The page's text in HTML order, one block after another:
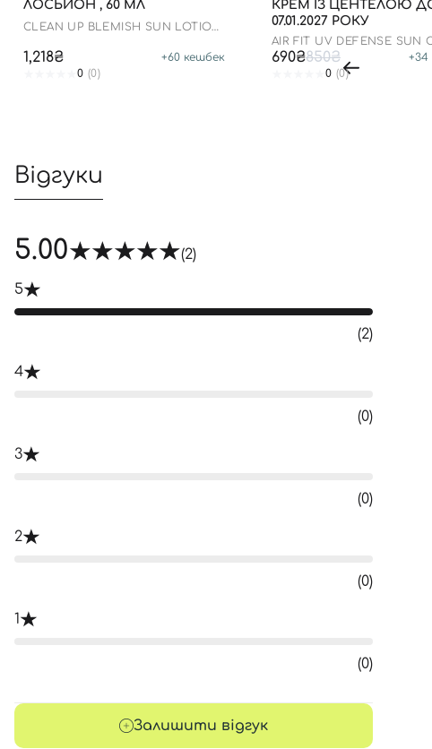
ЛОСЬЙОН , 60 МЛ
CLEAN UP BLEMISH SUN LOTION
1,218₴ +60 кешбек
0 (0)
КРЕМ ІЗ ЦЕНТЕЛОЮ
07.01.2027 РОКУ
AIR FIT UV DEFENSE SUN
SPF50
690₴850₴ +34
0 (0)
Відгуки
5.00 (2)
5
(2)
4
(0)
3
(0)
2
(0)
1
(0)
Залишити відгук